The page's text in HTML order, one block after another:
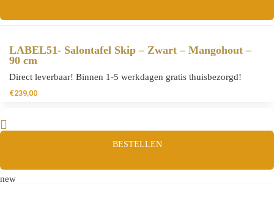
LABEL51- Salontafel Skip – Zwart – Mangohout –
90 cm
Direct leverbaar! Binnen 1-5 werkdagen gratis thuisbezorgd!
€239,00
BESTELLEN
new